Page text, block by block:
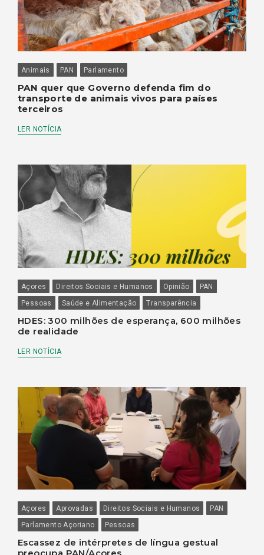
Animais PAN Parlamento
PAN quer que Governo defenda fim do
transporte de animais vivos para países
terceiros
LER NOTÍCIA
Açores Direitos Sociais e Humanos Opinião
PAN
Pessoas
Saúde e Alimentação Transparência
HDES: 300 milhões de esperança, 600 milhões
de realidade
LER NOTÍCIA
Açores Aprovadas Direitos Sociais e Humanos
PAN
Parlamento Açoriano
Pessoas
Escassez de intérpretes de língua gestual